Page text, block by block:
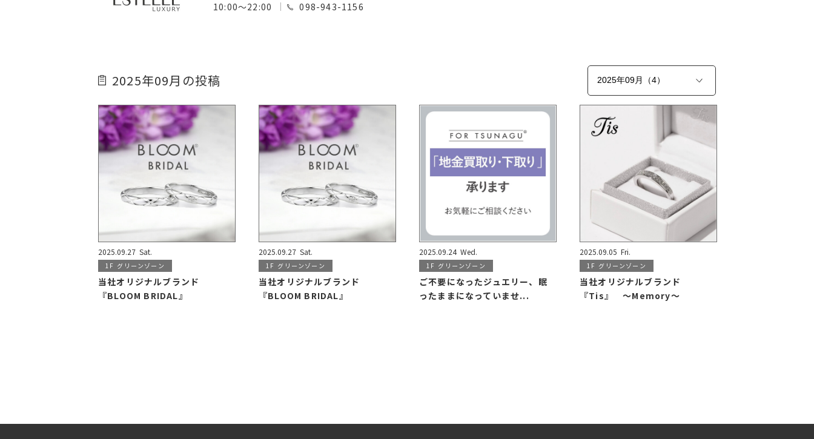
10:00～22:00 098-943-1156
2025年09月の投稿
2025.09.27 Sat.
1F グリーンゾーン
当社オリジナルブランド
『BLOOM BRIDAL』
2025.09.27 Sat.
1F グリーンゾーン
当社オリジナルブランド
『BLOOM BRIDAL』
2025.09.24 Wed.
1F グリーンゾーン
ご不要になったジュエリー、眠
ったままになっていませ...
2025.09.05 Fri.
1F グリーンゾーン
当社オリジナルブランド
『Tis』 ～Memory～